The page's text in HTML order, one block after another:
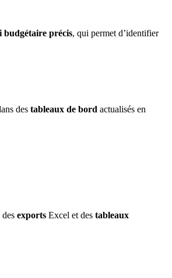
budgétaire précis, qui permet d’identifier
des tableaux de bord actualisés en
desexports Excel et destableaux